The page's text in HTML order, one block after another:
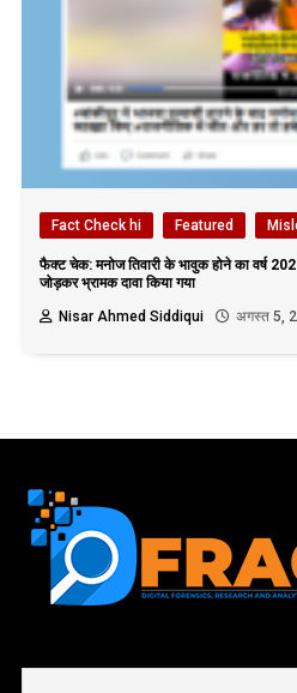
Fact Check hi Featured
फैक्ट चेक: मनोज तिवारी के भावुक होने का वर्ष
जोड़कर भ्रामक दावा किया गया
Nisar Ahmed Siddiqui
अगस्त 5,